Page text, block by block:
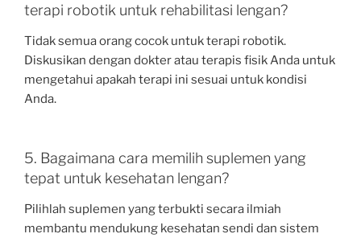
terapi robotik untuk rehabilitasi lengan?
Tidak semua orang cocok untuk terapi robotik.
Diskusikan dengan dokter atau terapis fisik Anda untuk
mengetahui apakah terapi ini sesuai untuk kondisi
Anda.
5. Bagaimana cara memilih suplemen yang
tepat untuk kesehatan lengan?
Pilihlah suplemen yang terbukti secara ilmiah
membantu mendukung kesehatan sendi dan sistem